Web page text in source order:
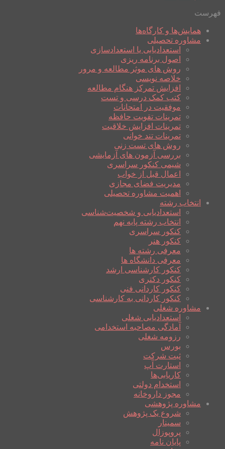
فهرست
همایش‌ها و کارگاه‌ها
مشاوره تحصیلی
استعدادیابی یا استعدادسازی
اصول برنامه ریزی
روش های موثر مطالعه و مرور
خلاصه نویسی
افزایش تمرکز هنگام مطالعه
کتب کمک درسی و تست
موفقیت در امتحانات
تمرینات تقویت حافظه
تمرینات افزایش خلاقیت
تمرینات تند خوانی
روش های تست زنی
بررسی آزمون های آزمایشی
شیمی کنکور سراسری
اعمال قبل از خواب
مدیریت فضای مجازی
اهمیت مشاوره تحصیلی
انتخاب رشته
استعدادیابی و شخصیت‌شناسی
انتخاب رشته پایه نهم
کنکور سراسری
کنکور هنر
معرفی رشته ها
معرفی دانشگاه ها
کنکور کارشناسی ارشد
کنکور دکتری
کنکور کاردانی فنی
کنکور کاردانی به کارشناسی
مشاوره شغلی
استعدادیابی شغلی
آمادگی مصاحبه استخدامی
رزومه شغلی
بورس
ثبت شرکت
استارت آپ
کاریابی‌ها
استخدام دولتی
مجوز داروخانه
مشاوره پژوهشی
شروع یک پژوهش
سمینار
پروپوزال
پایان نامه